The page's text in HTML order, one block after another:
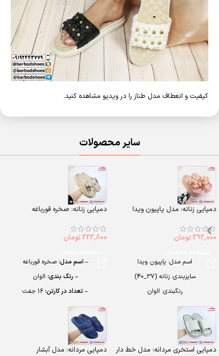
کیفیت و انعطاف مدل طناز را در ویدیو مشاهده کنید.
سایر محصولات
دمپایی زنانه: مدل پاپیون ویدا
292,000 تومان
اسم مدل: پاپیون ویدا
سایزبندی: زنانه (37_40)
رنگبندی: الوان
تعداد در کارتن: 12 جفت
جنس: eva soft
دمپایی زنانه: صخره قورباغه
222,800 تومان
– اسم مدل: صخره قورباغه
– رنگ بندی: الوان
– تعداد در کارتن: 16 جفت
– جنس:
– سایزبندی:
دمپایی استخری مردانه: مدل خط دار دمپایی مردانه: مدل آبشار